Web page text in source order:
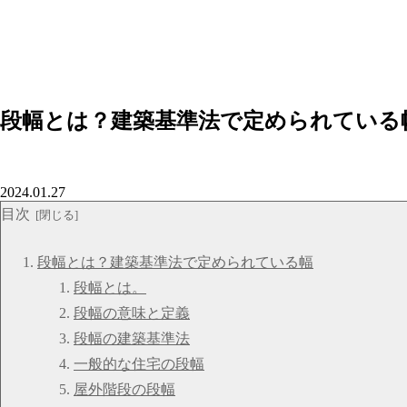
段幅とは？建築基準法で定められている
2024.01.27
目次
段幅とは？建築基準法で定められている幅
段幅とは。
段幅の意味と定義
段幅の建築基準法
一般的な住宅の段幅
屋外階段の段幅